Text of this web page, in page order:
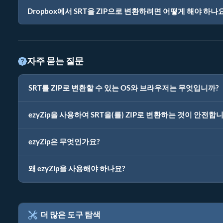
Dropbox에서 SRT을 ZIP으로 변환하려면 어떻게 해야 하나
자주 묻는 질문
SRT를 ZIP로 변환할 수 있는 OS와 브라우저는 무엇입니까?
ezyZip을 사용하여 SRT을(를) ZIP로 변환하는 것이 안전합
ezyZip은 무엇인가요?
왜 ezyZip을 사용해야 하나요?
더 많은 도구 탐색